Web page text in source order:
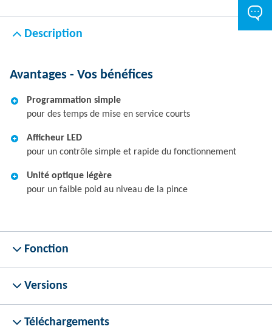
Description
Avantages - Vos bénéfices
Programmation simple
pour des temps de mise en service courts
Afficheur LED
pour un contrôle simple et rapide du fonctionnement
Unité optique légère
pour un faible poid au niveau de la pince
Fonction
Versions
Téléchargements